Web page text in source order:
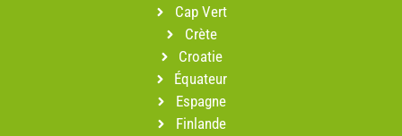
Cap Vert
Crète
Croatie
Équateur
Espagne
Finlande